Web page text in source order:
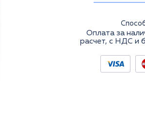
Оплата за
расчет, с НДС и